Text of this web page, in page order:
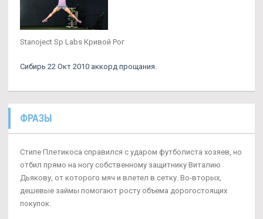
Stanoject Sp Labs Кривой Рог
Сибирь 22 Окт 2010 аккорд прощания.
ФРАЗЫ
Стипе Плетикоса справился с ударом футболиста хозяев, но
отбил прямо на ногу собственному защитнику Виталию
Дьякову, от которого мяч и влетел в сетку. Во-вторых,
дешевые займы помогают росту объема дорогостоящих
покупок.